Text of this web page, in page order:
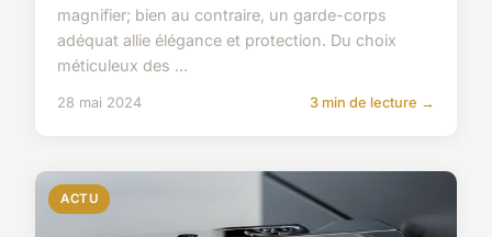
magnifier; bien au contraire, un garde-corps
adéquat allie élégance et protection. Du choix
méticuleux des ...
28 mai 2024 3 min de lecture →
ACTU